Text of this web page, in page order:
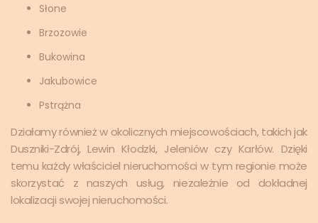
Słone
Brzozowie
Bukowina
Jakubowice
Pstrążna
Działamy również w okolicznych miejscowościach, takich jak
Duszniki-Zdrój, Lewin Kłodzki, Jeleniów czy Karłów. Dzięki
temu każdy właściciel nieruchomości w tym regionie może
skorzystać z naszych usług, niezależnie od dokładnej
lokalizacji swojej nieruchomości.